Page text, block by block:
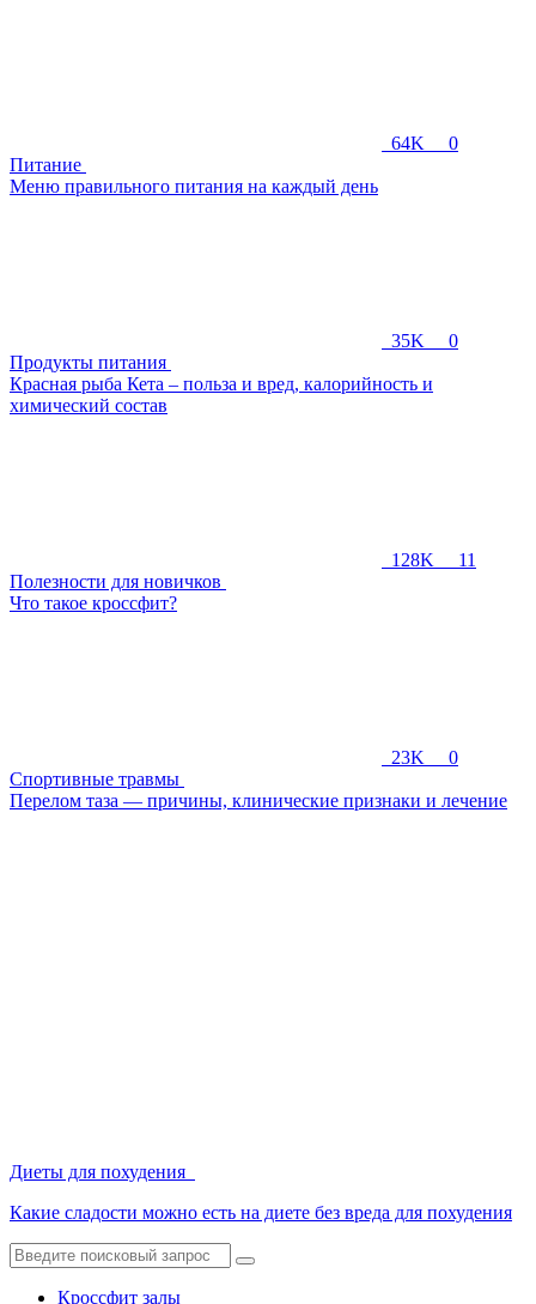
64K
0
Питание
Меню правильного питания на каждый день
35K
0
Продукты питания
Красная рыба Кета – польза и вред, калорийность и
химический состав
128K
11
Полезности для новичков
Что такое кроссфит?
23K
0
Спортивные травмы
Перелом таза — причины, клинические признаки и лечение
Диеты для похудения
Какие сладости можно есть на диете без вреда для похудения
Кроссфит залы